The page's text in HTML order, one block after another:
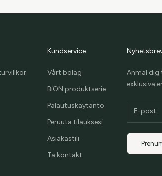
Kundservice
Vårt bolag
BiON produktserie
Palautuskäytäntö
Peruuta tilauksesi
Asiakastili
Ta kontakt
Anmäl dig
exklusiva